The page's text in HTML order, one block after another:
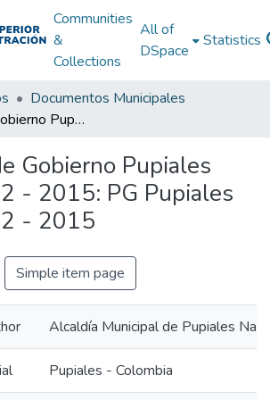
Communities
&
Collections
All of
DSpace
Statistics
Documentos Municipales
Programa de Gobierno Pupiales Nariño 2012 - 2015: PG Pupiales Nariño 2012 - 2015
Gobierno Pupiales
- 2015: PG Pupiales
- 2015
Simple item page
Alcaldía Municipal de Pupiales
Pupiales - Colombia